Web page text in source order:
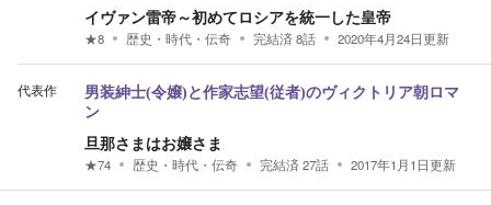
イヴァン雷帝～初めてロシアを統一した皇帝
★8 歴史・時代・伝奇 完結済8話 2020年4月24日更新
代表作
男装紳士(令嬢)と作家志望(従者)のヴィクトリア朝ロマ
ン
旦那さまはお嬢さま
★74 歴史・時代・伝奇 完結済27話 2017年1月1日更新